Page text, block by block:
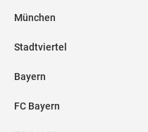
München
Stadtviertel
Bayern
FC Bayern